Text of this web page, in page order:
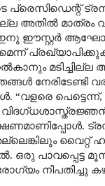
പ്രെസിഡെന്റ്
അതിൽ
ഈസ്റ്റർ
“വളരെ പെട്ടെന്ന്,
വൈറ്റ്
ഒരു പാവപ്പെട്ട
നിപതിച്ചു